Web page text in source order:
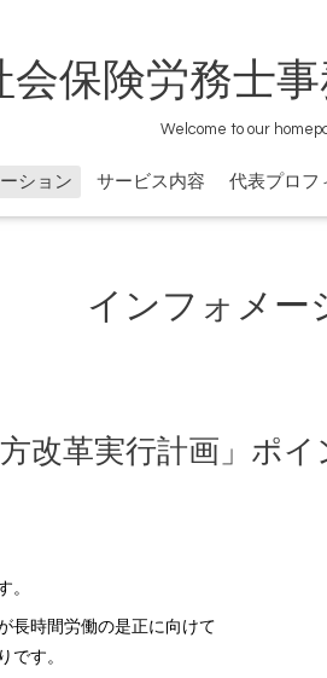
会保険労務士
Welcome to our
ション サービス内容 代表プロフ
インフォメー
改革実行計画」ポイ
。
長時間労働の是正に向けて
です。